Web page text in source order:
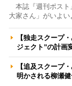
本誌『週刊ポスト
大家さん」がいよ
【独走スクープ
ジェクト”の計画
【追及スクープ
明かされる柳瀬